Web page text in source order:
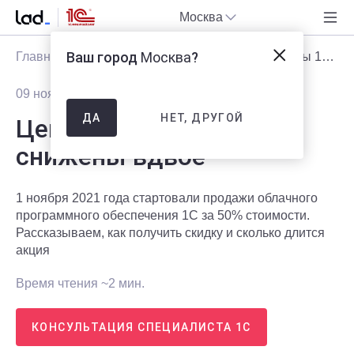
Москва
Главная Блог Статьи Цены на программы 1С снижены вдвое
09 ноября 2021
Цены на программы 1С
снижены вдвое
1 ноября 2021 года стартовали продажи облачного
программного обеспечения 1С за 50% стоимости.
Рассказываем, как получить скидку и сколько длится
акция
Время чтения ~2 мин.
КОНСУЛЬТАЦИЯ СПЕЦИАЛИСТА 1С
Ваш город Москва?
ДА НЕТ, ДРУГОЙ